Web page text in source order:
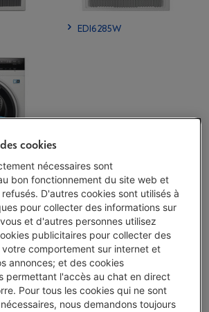
EDI6285W
Electrolux
cookies
nécessaires sont
bon fonctionnement du site web et
D'autres cookies sont utilisés à
pour collecter des informations sur
et d'autres personnes utilisez
publicitaires pour collecter des
votre comportement sur internet et
annonces; et des cookies
permettant l'accès au chat en direct
Pour tous les cookies qui ne sont
nous demandons toujours